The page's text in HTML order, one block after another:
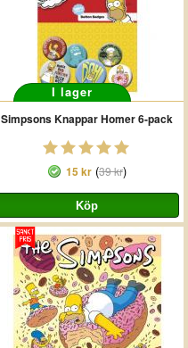
I lager
Simpsons Knappar Homer 6-pack
15 kr(39 kr)